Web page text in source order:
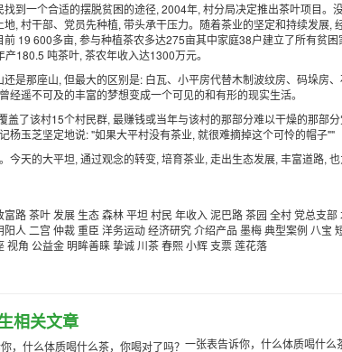
找到一个合适的摆脱贫困的途径, 2004年, 村分局决定推出茶叶项目。
地, 村干部、党员先种植, 带头承干压力。随着茶业的坚定和持续发展,
前 19 600多亩, 参与种植茶农多达275亩其中家庭38户建立了所有贫
180.5 吨茶叶, 茶农年收入达1300万元。
还是那座山, 但最大的区别是: 白瓦、小平房代替木制波纹房、码垛房
经遥不可及的丰富的梦想变成一个可见的和有形的现实生活。
盖了该村15个村民群, 最赚钱或当年与该村的那部分难以干燥的那部
杨玉芝坚定地说: "如果大平村没有茶业, 就很难摘掉这个可怜的帽子""
今天的大平坦, 通过观念的转变, 培育茶业, 走出生态发展, 丰富道路,
富路茶叶 发展 生态森林平坦 村民 年收入 泥巴路茶园 全村党总支部
阳人 二宫 仲裁重臣 洋务运动经济研究介绍产品 墨梅典型案例 八宝
视角 公益金 明眸善睐挚诚 川茶春熙小辉 支票莲花落
相关文章
一张表告诉你，什么体质喝什么